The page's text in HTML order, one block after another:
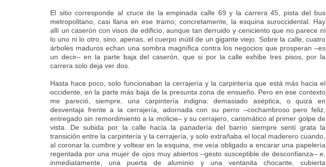
El sitio corresponde al cruce de la empinada calle 69 y la carrera 45, pista del bus
metropolitano, casi llana en ese tramo; concretamente, la esquina suroccidental. Hay
allí un caserón con visos de edificio, aunque tan derruido y ceniciento que no parece ni
lo uno ni lo otro, sino, apenas, el cuerpo inútil de un gigante viejo. Sobre la calle, cuatro
árboles maduros echan una sombra magnífica contra los negocios que prosperan –es
un decir– en la parte baja del caserón, que si por la calle exhibe tres pisos, por la
carrera solo deja ver dos.
Hasta hace poco, solo funcionaban la cerrajería y la carpintería que está más hacia el
occidente, en la parte más baja de la presunta zona de ensueño. Pero en ese contexto
me pareció, siempre, una carpintería indigna: demasiado aséptica, o quizá en
desventaja frente a la cerrajería, adornada con su perro –cochambroso pero feliz,
entregado sin remordimiento a la molicie– y su cerrajero, carismático al primer golpe de
vista. De subida por la calle hacia la panadería del barrio siempre sentí grata la
transición entre la carpintería y la cerrajería, y solo extrañaba el local maderero cuando,
al coronar la cumbre y voltear en la esquina, me veía obligado a encarar una papelería
regentada por una mujer de ojos muy abiertos –gesto susceptible de desconfianza– e,
inmediatamente, una puerta de aluminio y una ventanita chocante, cubierta